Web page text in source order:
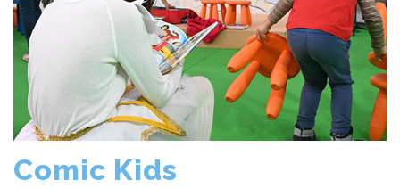
Comic Kids